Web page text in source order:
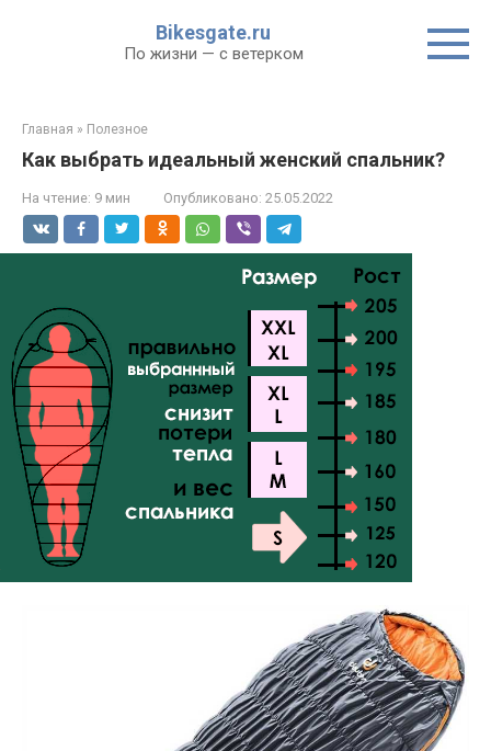
Bikesgate.ru
По жизни — с ветерком
Главная » Полезное
Как выбрать идеальный женский спальник?
На чтение: 9 мин Опубликовано: 25.05.2022